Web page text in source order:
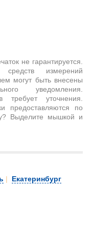
не гарантируется.
средств измерений
могут быть внесены
уведомления.
требует уточнения.
предоставляются по
Выделите мышкой и
| Екатеринбург